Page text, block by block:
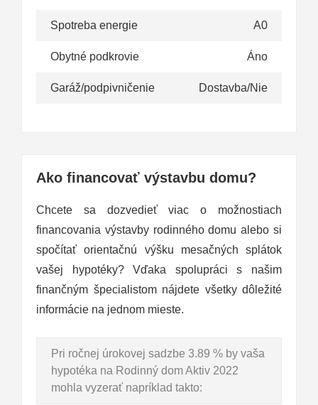
Spotreba energie A0
Obytné podkrovie Áno
Garáž/podpivničenie Dostavba/Nie
Ako financovať výstavbu domu?
Chcete sa dozvedieť viac o možnostiach
financovania výstavby rodinného domu alebo si
spočítať orientačnú výšku mesačných splátok
vašej hypotéky? Vďaka spolupráci s našim
finančným špecialistom nájdete všetky dôležité
informácie na jednom mieste.
Pri ročnej úrokovej sadzbe 3.89 % by vaša
hypotéka na Rodinný dom Aktiv 2022
mohla vyzerať napríklad takto: